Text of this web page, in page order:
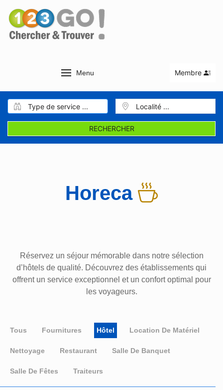
Menu Membre
RECHERCHER
Horeca
Réservez un séjour mémorable dans notre sélection
d’hôtels de qualité. Découvrez des établissements qui
offrent un service exceptionnel et un confort optimal pour
les voyageurs.
Tous Fournitures Hôtel Location De Matériel
Nettoyage Restaurant Salle De Banquet
Salle De Fêtes Traiteurs